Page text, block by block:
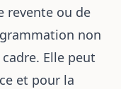
revente ou de
non
Elle peut
et pour la